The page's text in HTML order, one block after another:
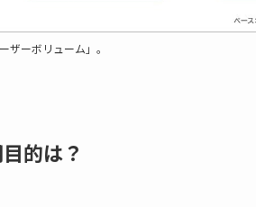
ザーボリューム」。
的は？